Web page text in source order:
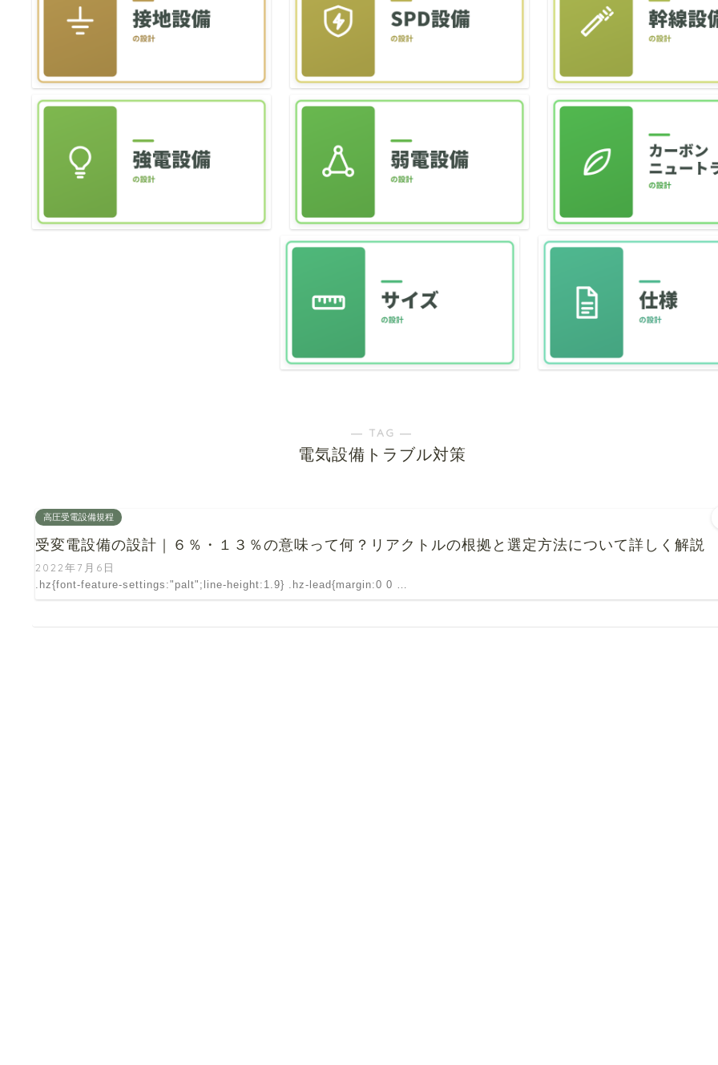
― TAG ―
電気設備トラブル対策
高圧受電設備規程
受変電設備の設計｜６％・１３％の意味って何？リアクトルの根拠と選定方法について詳しく解説
2022年7月6日
.hz{font-feature-settings:"palt";line-height:1.9} .hz-lead{margin:0 0 …